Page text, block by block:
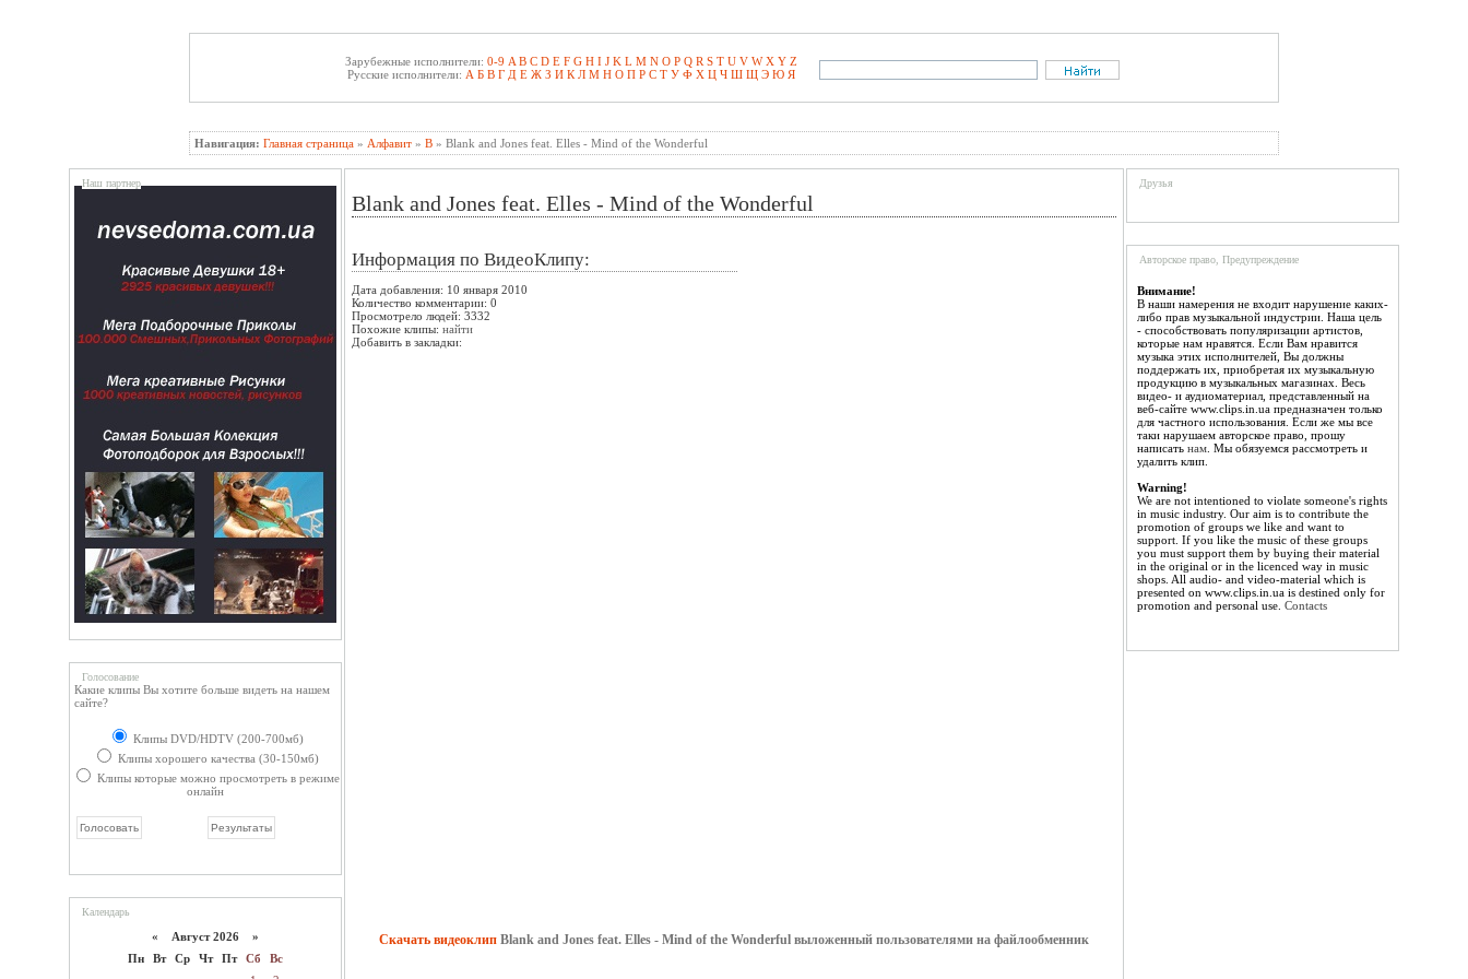
Зарубежные исполнители: 0-9 A B C D E F G H I J K L M N O P Q R S T U V W X Y Z
Русские исполнители: А Б В Г Д Е Ж З И К Л М Н О П Р С Т У Ф Х Ц Ч Ш Щ Э­ Ю Я
Навигация: Главная страница » Алфавит » B » Blank and Jones feat. Elles - Mind of the Wonderful
Наш партнер
Голосование
Какие клипы Вы хотите больше видеть на нашем
сайте?
Клипы DVD/HDTV (200-700мб)
Клипы хорошего качества (30-150мб)
Клипы которые можно просмотреть в режиме
онлайн
Календарь
« Август 2026 »
Пн
Вт Ср Чт Пт Сб
Вс
Blank and Jones feat. Elles - Mind of the Wonderful
Информация по ВидеоКлипу:
Дата добавления: 10 января 2010
Количество комментарии: 0
Просмотрело людей: 3332
Похожие клипы: найти
Добавить в закладки:
Скачать видеоклип Blank and Jones feat. Elles - Mind of the Wonderful выложенный пользователями на файлообменник
Друзья
Авторское право, Предупреждение
Внимание!
В наши намерения не входит нарушение каких-
либо прав музыкальной индустрии. Наша цель
- способствовать популяризации артистов,
которые нам нравятся. Если Вам нравится
музыка этих исполнителей, Вы должны
поддержать их, приобретая их музыкальную
продукцию в музыкальных магазинах. Весь
видео- и аудиоматериал, представленный на
веб-сайте www.clips.in.ua предназначен только
для частного использования. Если же мы все
таки нарушаем авторское право, прошу
написать нам . Мы обязуемся рассмотреть и
удалить клип.
Warning!
We are not intentioned to violate someone's rights
in music industry. Our aim is to contribute the
promotion of groups we like and want to
support. If you like the music of these groups
you must support them by buying their material
in the original or in the licenced way in music
shops. All audio- and video-material which is
presented on www.clips.in.ua is destined only for
promotion and personal use. Contacts